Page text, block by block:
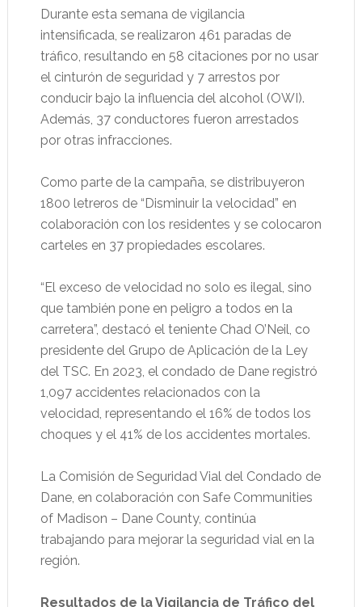
Durante esta semana de vigilancia
intensificada, se realizaron 461 paradas de
tráfico, resultando en 58 citaciones por no usar
el cinturón de seguridad y 7 arrestos por
conducir bajo la influencia del alcohol (OWI).
Además, 37 conductores fueron arrestados
por otras infracciones.
Como parte de la campaña, se distribuyeron
1800 letreros de “Disminuir la velocidad” en
colaboración con los residentes y se colocaron
carteles en 37 propiedades escolares.
“El exceso de velocidad no solo es ilegal, sino
que también pone en peligro a todos en la
carretera”, destacó el teniente Chad O’Neil, co
presidente del Grupo de Aplicación de la Ley
del TSC. En 2023, el condado de Dane registró
1,097 accidentes relacionados con la
velocidad, representando el 16% de todos los
choques y el 41% de los accidentes mortales.
La Comisión de Seguridad Vial del Condado de
Dane, en colaboración con Safe Communities
of Madison – Dane County, continúa
trabajando para mejorar la seguridad vial en la
región.
Resultados de la Vigilancia de Tráfico del